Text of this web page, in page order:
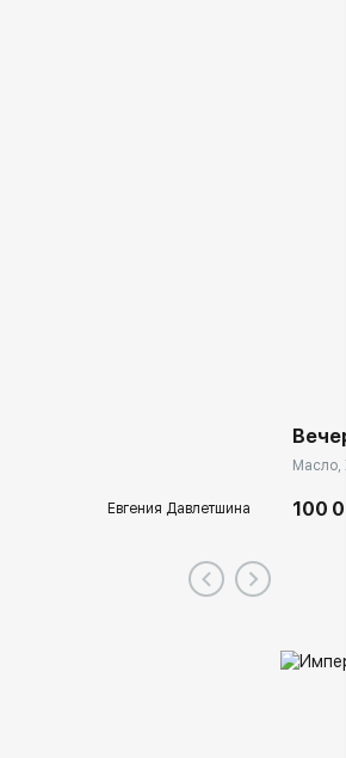
Евгения Давлетшина
Масло,
100